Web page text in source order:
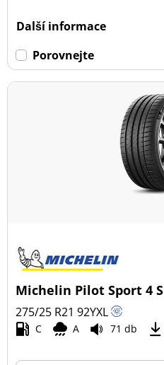
Další informace
Porovnejte
Michelin Pilot Sport 4 S
275/25 R2192YXL
C A 71 db